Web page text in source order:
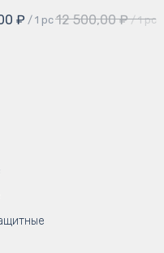
₽ / 1 pc 12 500,00 ₽ / 1 pc